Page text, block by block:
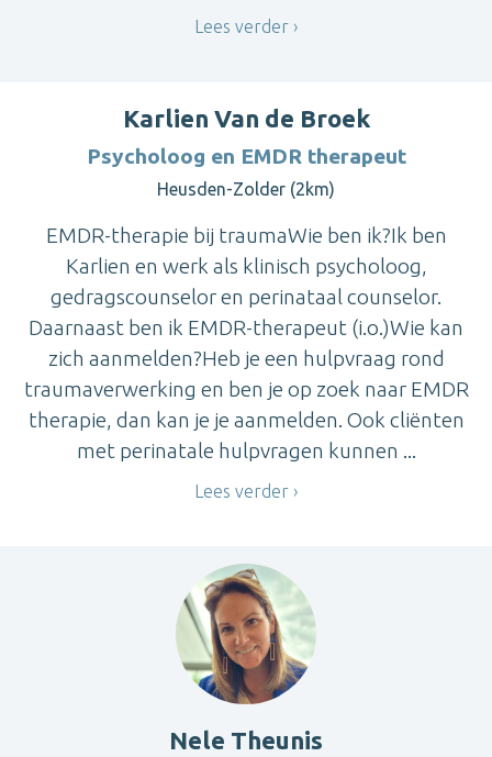
Lees verder
Karlien Van de Broek
Psycholoog en EMDR therapeut
Heusden-Zolder (2km)
EMDR-therapie bij traumaWie ben ik?Ik ben
Karlien en werk als klinisch psycholoog,
gedragscounselor en perinataal counselor.
Daarnaast ben ik EMDR-therapeut (i.o.)Wie kan
zich aanmelden?Heb je een hulpvraag rond
traumaverwerking en ben je op zoek naar EMDR
therapie, dan kan je je aanmelden. Ook cliënten
met perinatale hulpvragen kunnen ...
Lees verder
Nele Theunis